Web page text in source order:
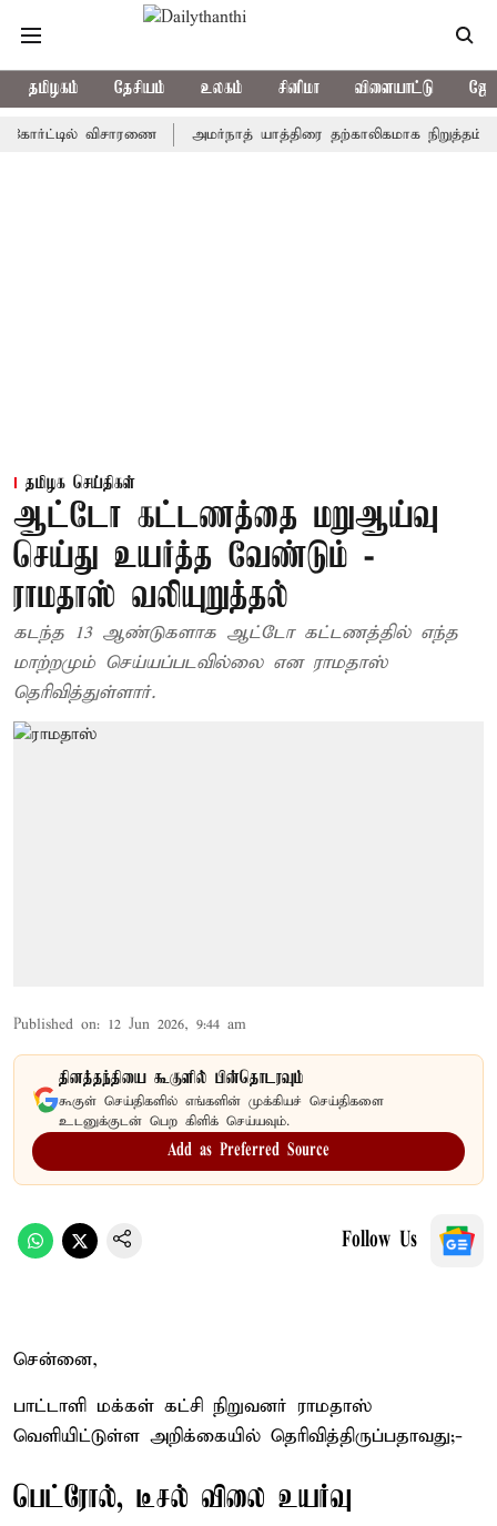
தமிழகம் தேசியம் உலகம் சினிமா விளையாட்டு
விசாரணை அமர்நாத் யாத்திரை தற்காலிகமாக நிறுத்தம்
தமிழக செய்திகள்
ஆட்டோ கட்டணத்தை மறுஆய்வு
செய்து உயர்த்த வேண்டும் -
ராமதாஸ் வலியுறுத்தல்
கடந்த 13 ஆண்டுகளாக ஆட்டோ கட்டணத்தில் எந்த
மாற்றமும் செய்யப்படவில்லை என ராமதாஸ்
தெரிவித்துள்ளார்.
Published on: 12 Jun 2026, 9:44 am
தினத்தந்தியை கூகுளில் பின்தொடரவும்
கூகுள் செய்திகளில் எங்களின் முக்கியச் செய்திகளை
உடனுக்குடன் பெற கிளிக் செய்யவும்.
Add as Preferred Source
Follow Us
சென்னை,
பாட்டாளி மக்கள் கட்சி நிறுவனர் ராமதாஸ்
வெளியிட்டுள்ள அறிக்கையில் தெரிவித்திருப்பதாவது;-
பெட்ரோல், டீசல் விலை உயர்வு